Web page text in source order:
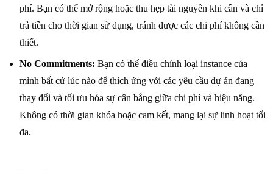
phí. Bạn có thể mở rộng hoặc thu hẹp tài nguyên khi cần và chỉ
trả tiền cho thời gian sử dụng, tránh được các chi phí không cần
thiết.
No Commitments: Bạn có thể điều chỉnh loại instance của
mình bất cứ lúc nào để thích ứng với các yêu cầu dự án đang
thay đổi và tối ưu hóa sự cân bằng giữa chi phí và hiệu năng.
Không có thời gian khóa hoặc cam kết, mang lại sự linh hoạt tối
đa.